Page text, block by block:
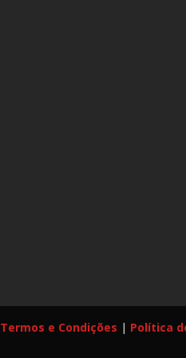
Termos e Condições | Política